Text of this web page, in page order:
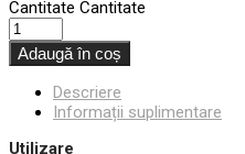
Cantitate Cantitate
Adaugă în coș
Descriere
Informații suplimentare
Utilizare